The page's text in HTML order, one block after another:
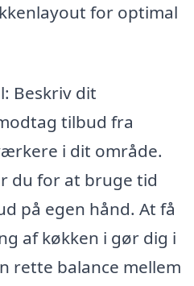
for optimal
Beskriv dit
tilbud fra
i dit område.
du for at bruge tid
på egen hånd. At få
af køkken i gør dig i
rette balance mellem